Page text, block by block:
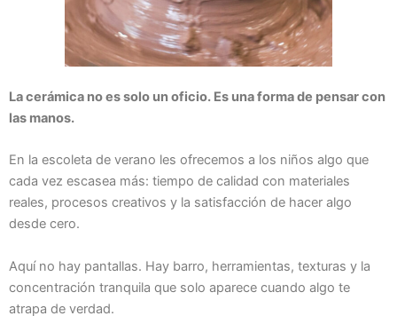
La cerámica no es solo un oficio. Es una forma de pensar con
las manos.
En la escoleta de verano les ofrecemos a los niños algo que
cada vez escasea más: tiempo de calidad con materiales
reales, procesos creativos y la satisfacción de hacer algo
desde cero.
Aquí no hay pantallas. Hay barro, herramientas, texturas y la
concentración tranquila que solo aparece cuando algo te
atrapa de verdad.